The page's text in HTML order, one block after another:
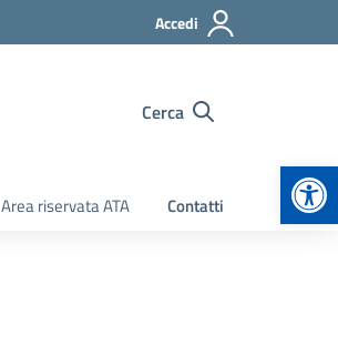
Accedi
Cerca
Area riservata ATA Contatti